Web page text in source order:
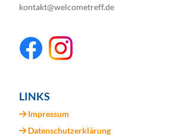
kontakt@welcometreff.de
LINKS
Impressum
Datenschutzerklärung